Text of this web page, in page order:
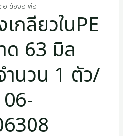
อ ข้องอ พีอี
กลียวในPE
ด 63 มิล
ำนวน 1 ตัว/